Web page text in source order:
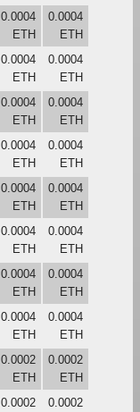
0.0004
ETH
0.0004
ETH
0.0004
ETH
0.0004
ETH
0.0004
ETH
0.0004
ETH
0.0004
ETH
0.0004
ETH
0.0004
ETH
0.0004
ETH
0.0004
ETH
0.0004
ETH
0.0004
ETH
0.0004
ETH
0.0004
ETH
0.0004
ETH
0.0002
ETH
0.0002
ETH
0.0002
0.0002